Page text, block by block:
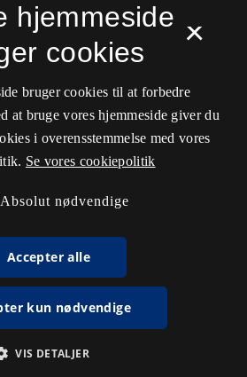
×
hjemmeside
cookies
bruger cookies til at forbedre
at bruge vores hjemmeside giver du
i overensstemmelse med vores
Se vores cookiepolitik
Absolut nødvendige
Accepter alle
kun nødvendige
VIS DETALJER